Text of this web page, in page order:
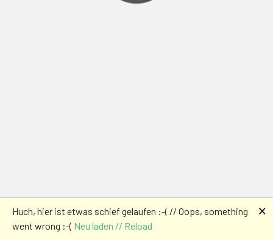
Huch, hier ist etwas schief gelaufen :-( // Oops, something
went wrong :-( Neu laden // Reload
🗙